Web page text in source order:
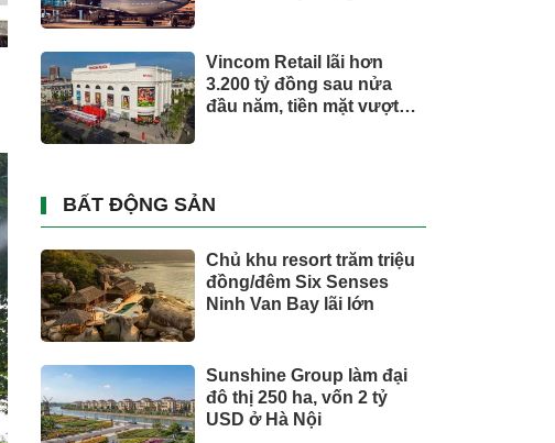
Vincom Retail lãi hơn
3.200 tỷ đồng sau nửa
đầu năm, tiền mặt vượt
BẤT ĐỘNG SẢN
Chủ khu resort trăm triệu
đồng/đêm Six Senses
Ninh Van Bay lãi lớn
Sunshine Group làm đại
đô thị 250 ha, vốn 2 tỷ
USD ở Hà Nội